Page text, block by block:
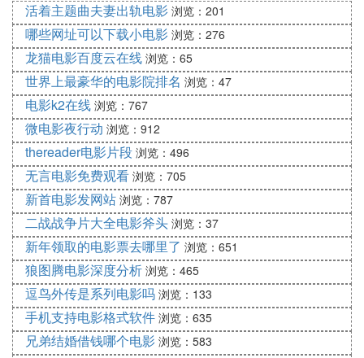
活着主题曲夫妻出轨电影 浏览：201
哪些网址可以下载小电影 浏览：276
龙猫电影百度云在线 浏览：65
世界上最豪华的电影院排名 浏览：47
电影k2在线 浏览：767
微电影夜行动 浏览：912
thereader电影片段 浏览：496
无言电影免费观看 浏览：705
新首电影发网站 浏览：787
二战战争片大全电影斧头 浏览：37
新年领取的电影票去哪里了 浏览：651
狼图腾电影深度分析 浏览：465
逗鸟外传是系列电影吗 浏览：133
手机支持电影格式软件 浏览：635
兄弟结婚借钱哪个电影 浏览：583